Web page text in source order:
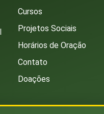
Cursos
Projetos Sociais
Horários de Oração
Contato
Doações